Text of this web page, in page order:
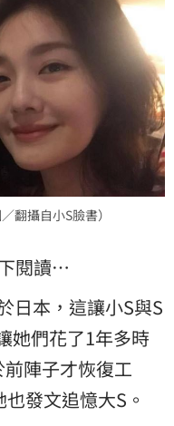
翻攝自小S臉書）
閱讀…
日本，這讓小S與S
她們花了1年多時
陣子才恢復工
發文追憶大S。